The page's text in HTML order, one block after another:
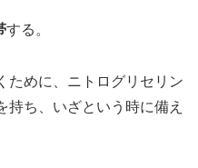
する。
ために、ニトログリセリン
持ち、いざという時に備え